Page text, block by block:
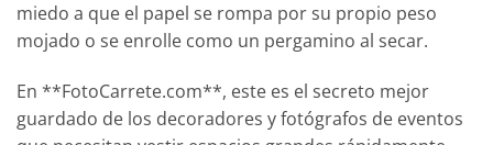
miedo a que el papel se rompa por su propio peso
mojado o se enrolle como un pergamino al secar.
En **FotoCarrete.com**, este es el secreto mejor
guardado de los decoradores y fotógrafos de eventos